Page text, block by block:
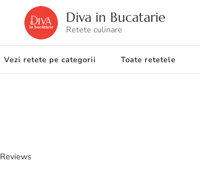
Diva in Bucatarie
Retete culinare
Vezi retete pe categorii Toate retetele
Reviews